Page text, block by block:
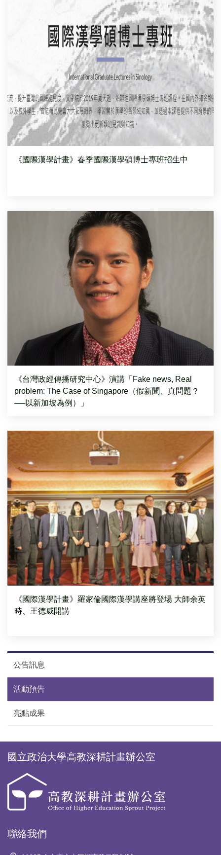
《國際漢學計畫》春季國際漢學碩博士專班招生中
《台灣政經傳播研究中心》演講「Fake news, Real
problem: The Case of Singapore（假新聞、真問題？
──以新加坡為例）」
《國際漢學計畫》羅家倫國際漢學講座將登場 大師余英
時、王德威開講
公告訊息
活動預告
亮點成果
國立政治大學高教深耕計畫辦公室
聯絡我們